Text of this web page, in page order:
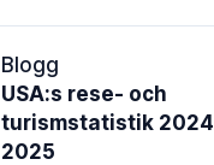
Blogg
USA:s rese- och
turismstatistik
2025